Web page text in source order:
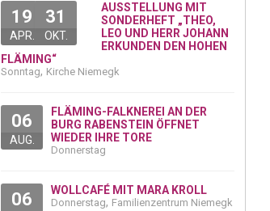
19
APR.
31
OKT.
AUSSTELLUNG MIT
SONDERHEFT „THEO,
LEO UND HERR JOHANN
ERKUNDEN DEN HOHEN
FLÄMING“
Sonntag, Kirche Niemegk
06
AUG.
FLÄMING-FALKNEREI AN DER
BURG RABENSTEIN ÖFFNET
WIEDER IHRE TORE
Donnerstag
06 WOLLCAFÉ MIT MARA KROLL
Donnerstag, Familienzentrum Niemegk